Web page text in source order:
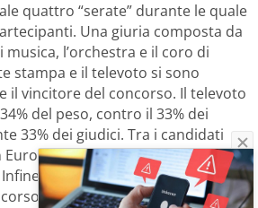
quattro “serate” durante le quale
Una giuria composta da
l’orchestra e il coro di
stampa e il televoto si sono
il vincitore del concorso. Il televoto
del peso, contro il 33% dei
33% dei giudici. Tra i candidati
Eurovision come Ermal Meta o
è stato deciso cheManeskin
con la canzoneZitti e Buoni.